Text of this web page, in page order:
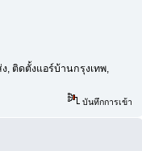
, ติดตั้งแอร์บ้านกรุงเทพ,
บันทึกการเข้า